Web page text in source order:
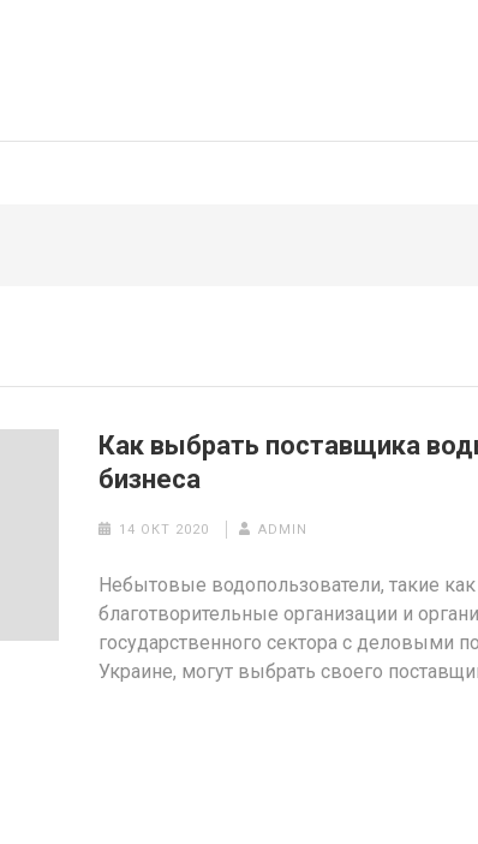
Как выбрать поставщика
бизнеса
14 ОКТ 2020 ADMIN
Небытовые водопользователи, такие как
благотворительные организации и
государственного сектора с деловыми
Украине, могут выбрать своего